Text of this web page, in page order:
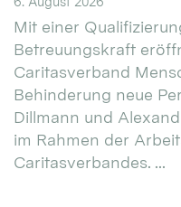
Mit einer
Betreuungskraft
Caritasverband
Behinderung neue
Dillmann und
im Rahmen der
Caritasverbandes. ...